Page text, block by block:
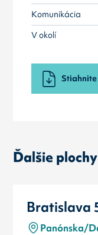
Komunikácia
V okolí
Ďalšie
Bratislava
Panónska/